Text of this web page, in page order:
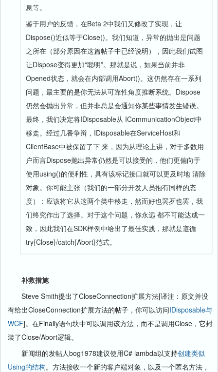
息等。
鉴于用户的反馈，在Beta 2中我们又修改了实现，让
Dispose()近似等于Close()。我们知道，异常的抛出是问题
之所在（部分原因在这篇帖子中已经说明），因此我们试图
让Dispose变得更加“聪明”。那就是说，如果当前并非
Opened状态，就会在内部调用Abort()。这仍然存在一系列
问题，最主要的是你无法从可靠性角度推断系统。Dispose
仍然会抛出异常，但并非总是会通知你某些事情发生错误。
最终，我们决定将IDisposable从 ICommunicationObject中
移走。经过几番争辩，IDisposable在ServiceHost和
ClientBase中被保留了下 来，因为从理论上讲，对于多数用
户而言Dispose抛出异常仍然是可以接受的，他们更偏向于
使用using()的便利性，具有该标记接口就可以更及时地 清除
对象。你可能主张（我们的一部分开发人员抱有同样的态
度）：应该将它从这两个类中移走，然而好也罢歹也罢，我
们终究作出了选择。对于这个问题，你永远 都不可能达成一
致，因此我们在SDK样例中给出了最佳实践，那就是遵循
try{Close}/catch{Abort}范式。
补救措施
Steve Smith提出了CloseConnection扩展方法[译注：原文并没
有给出CloseConnection扩展方法的帖子，你可以访问IDisposable与
WCF]。在Finally语句块中可以调用该方法，而不是调用Close，它封
装了Close/Abort逻辑。
新闻组的发帖人bog1978建议使用C# lambda以支持创建类似
Using的结构。方法接收一个新的客户端对象，以及一个匿名方法，